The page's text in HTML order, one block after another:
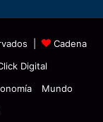
|
Cadena
Digital
Mundo